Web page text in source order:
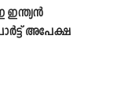
ഇന്ത്യൻ
അപേക്ഷ